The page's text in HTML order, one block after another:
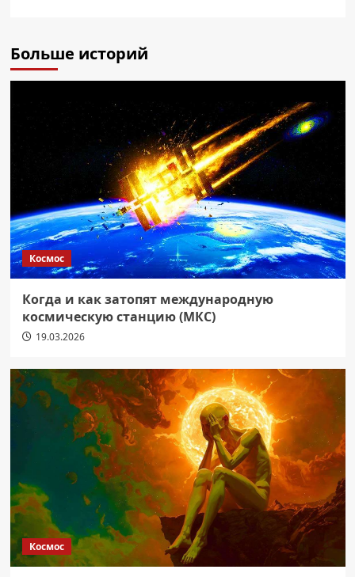
Больше историй
Космос
Когда и как затопят международную
космическую станцию (МКС)
19.03.2026
Космос